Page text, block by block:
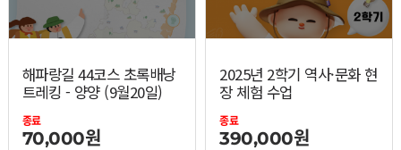
해파랑길 44코스 초록배낭
트레킹 - 양양 (9월20일)
종료
70,000원
2025년 2학기 역사·문화 현
장 체험 수업
종료
390,000원